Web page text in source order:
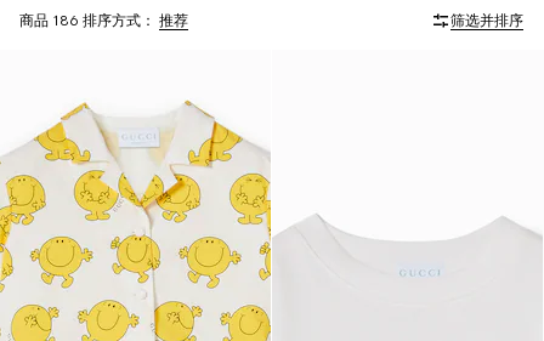
商品 186 排序方式： 推荐 筛选并排序